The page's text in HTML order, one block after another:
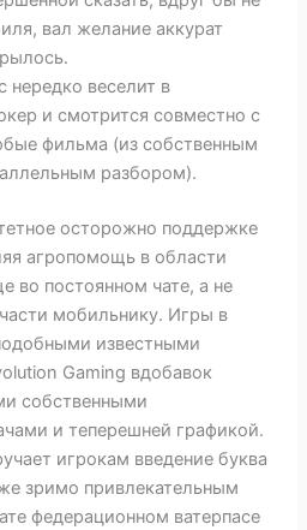
вал желание аккурат
нередко веселит в
и смотрится совместно с
фильма (из собственным
разбором).
осторожно поддержке
агропомощь в области
во постоянном чате, а не
мобильнику. Игры в
известными
Gaming вдобавок
собственными
и теперешней графикой.
игрокам введение буква
зримо привлекательным
федерационном ватерпасе